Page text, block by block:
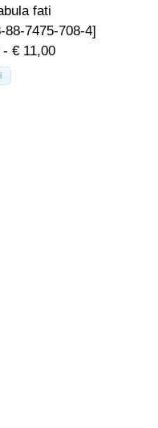
fati
88-7475-708-4]
€ 11,00